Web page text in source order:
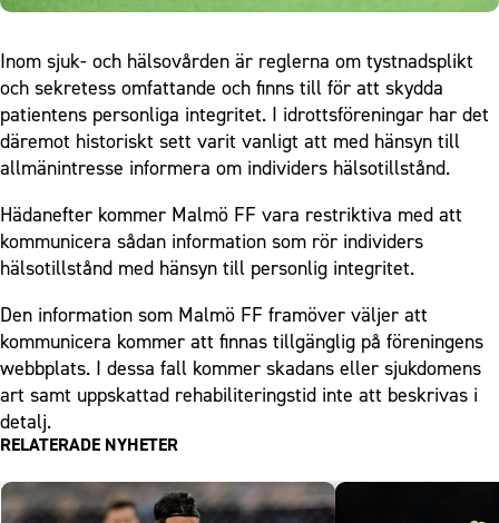
Malmö Trophy
Sommarfest
Inspiration
Vanliga frågor om 1910 Event
Nattfotboll
Himmelsblå Tillsammans
Karriärakademin
Grundskolefotboll mot rasismer
Skolakademier
Historik – damlaget
Närstående organisationer
Policydokument
Personuppgiftspolicy
Inom sjuk- och hälsovården är reglerna om tystnadsplikt
och sekretess omfattande och finns till för att skydda
patientens personliga integritet. I idrottsföreningar har det
däremot historiskt sett varit vanligt att med hänsyn till
allmänintresse informera om individers hälsotillstånd.
Hädanefter kommer Malmö FF vara restriktiva med att
kommunicera sådan information som rör individers
hälsotillstånd med hänsyn till personlig integritet.
Den information som Malmö FF­ framöver väljer att
kommunicera kommer att finnas tillgänglig på­ föreningens
webbplats. I dessa fall kommer skadans eller sjukdomens
art samt uppskattad rehabiliteringstid inte att beskrivas i
detalj.
RELATERADE NYHETER